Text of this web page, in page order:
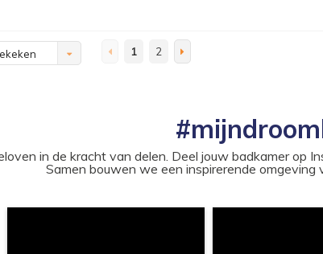
1 2
in de kracht van delen. Deel jouw badkamer op
Samen bouwen we een inspirerende omgeving